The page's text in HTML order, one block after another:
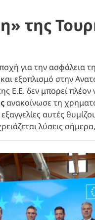
της
για την ασφάλεια
εξοπλισμό στην
Ε.Ε. δεν μπορεί
ανακοίνωσε τη
αυτές
λύσεις